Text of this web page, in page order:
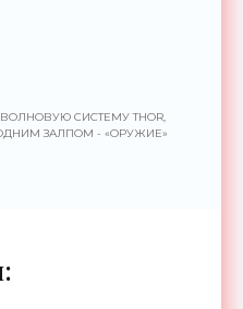
СИСТЕМУ THOR,
ЗАЛПОМ - «ОРУЖИЕ»